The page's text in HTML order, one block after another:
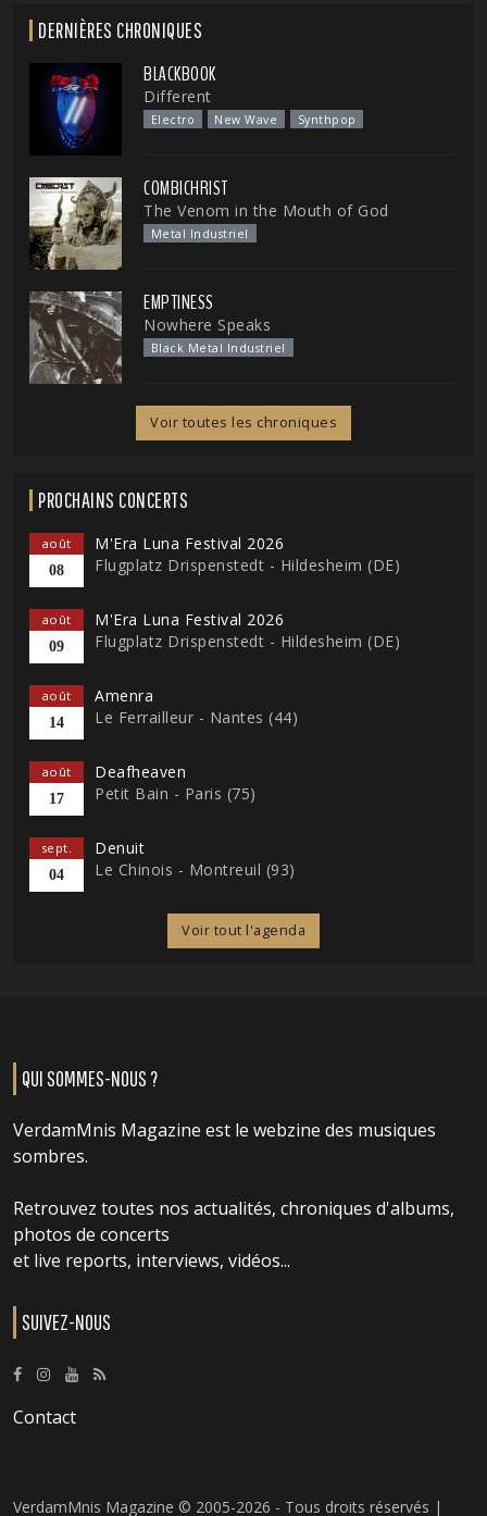
DERNIÈRES CHRONIQUES
BLACKBOOK
Different
Electro New Wave Synthpop
COMBICHRIST
The Venom in the Mouth of God
Metal Industriel
EMPTINESS
Nowhere Speaks
Black Metal Industriel
Voir toutes les chroniques
PROCHAINS CONCERTS
août
08
M'Era Luna Festival 2026
Flugplatz Drispenstedt - Hildesheim (DE)
août
09
M'Era Luna Festival 2026
Flugplatz Drispenstedt - Hildesheim (DE)
août
14
Amenra
Le Ferrailleur - Nantes (44)
août
17
Deafheaven
Petit Bain - Paris (75)
sept.
04
Denuit
Le Chinois - Montreuil (93)
Voir tout l'agenda
QUI SOMMES-NOUS ?
VerdamMnis Magazine est le webzine des musiques
sombres.
Retrouvez toutes nos actualités, chroniques d'albums,
photos de concerts
et live reports, interviews, vidéos...
SUIVEZ-NOUS
Contact
VerdamMnis Magazine © 2005-2026 - Tous droits réservés |